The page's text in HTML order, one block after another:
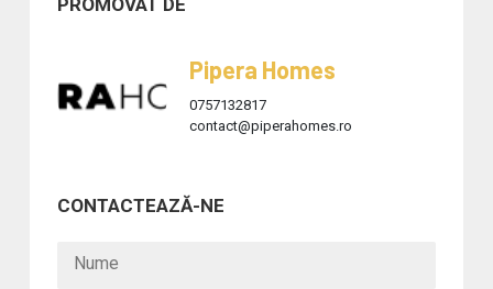
Pipera Homes
0757132817
contact@piperahomes.ro
CONTACTEAZĂ-NE